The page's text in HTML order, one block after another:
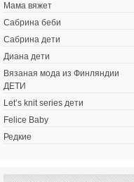
Мама вяжет
Сабрина беби
Сабрина дети
Диана дети
Вязаная мода из Финляндии
ДЕТИ
Let’s knit series дети
Felice Baby
Редкие